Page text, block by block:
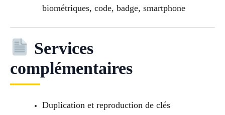
biométriques, code, badge, smartphone
Services
complémentaires
Duplication et reproduction de clés